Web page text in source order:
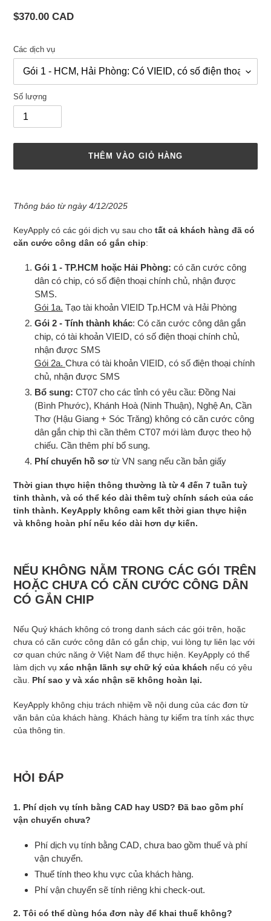
Giá
thông
$370.00 CAD
Các dịch vụ
Số lượng
THÊM VÀO GIỎ HÀNG
phẩm
vào
giỏ
của
Thông báo từ ngày 4/12/2025
KeyApply có các gói dịch vụ sau cho tất cả khách hàng đã có
căn cước công dân có gắn chip:
Gói 1 - TP.HCM hoặc Hải Phòng: có căn cước công
dân có chip, có số điện thoại chính chủ, nhận được
SMS.
Gói 1a. Tạo tài khoản VIEID Tp.HCM và Hải Phòng
Gói 2 - Tính thành khác: Có căn cước công dân gắn
chip, có tài khoản VIEID, có số điện thoại chính chủ,
nhận được SMS
Gói 2a. Chưa có tài khoản VIEID, có số điện thoại chính
chủ, nhận được SMS
Bổ sung: CT07 cho các tỉnh có yêu cầu: Đồng Nai
(Bình Phước), Khánh Hoà (Ninh Thuận), Nghệ An, Cần
Thơ (Hậu Giang + Sóc Trăng) không có căn cước công
dân gắn chip thì cần thêm CT07 mới làm được theo hộ
chiếu. Cần thêm phí bổ sung.
Phí chuyển hồ sơ từ VN sang nếu cần bản giấy
Thời gian thực hiện thông thường là từ 4 đến 7 tuần tuỳ
tỉnh thành, và có thể kéo dài thêm tuỳ chính sách của các
tỉnh thành. KeyApply không cam kết thời gian thực hiện
và không hoàn phí nếu kéo dài hơn dự kiến.
NẾU KHÔNG NẰM TRONG CÁC GÓI TRÊN
HOẶC CHƯA CÓ CĂN CƯỚC CÔNG DÂN
CÓ GẮN CHIP
Nếu Quý khách không có trong danh sách các gói trên, hoặc
chưa có căn cước công dân có gắn chip, vui lòng tự liên lạc với
cơ quan chức năng ở Việt Nam để thực hiện. KeyApply có thể
làm dịch vụ xác nhận lãnh sự chữ ký của khách nếu có yêu
cầu. Phí sao y và xác nhận sẽ không hoàn lại.
KeyApply không chịu trách nhiệm về nội dung của các đơn từ
văn bản của khách hàng. Khách hàng tự kiểm tra tính xác thực
của thông tin.
HỎI ĐÁP
1. Phí dịch vụ tính bằng CAD hay USD? Đã bao gồm phí
vận chuyển chưa?
Phí dịch vụ tính bằng CAD, chưa bao gồm thuế và phí
vận chuyển.
Thuế tính theo khu vực của khách hàng.
Phí vận chuyển sẽ tính riêng khi check-out.
2. Tôi có thể dùng hóa đơn này để khai thuế không?